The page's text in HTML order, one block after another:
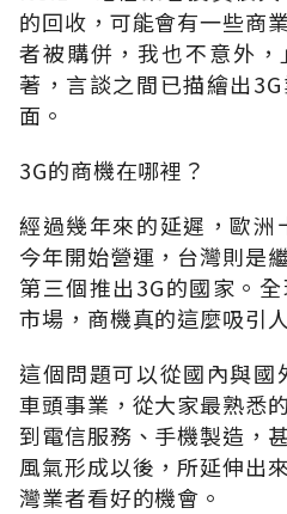
的回收，可能會有一些商
者被購併，我也不意外
著，言談之間已描繪出
面。
3G的商機在哪裡？
經過幾年來的延遲，歐洲
今年開始營運，台灣則是
第三個推出3G的國家。
市場，商機真的這麼吸引
這個問題可以從國內與國
車頭事業，從大家最熟悉
到電信服務、手機製造，
風氣形成以後，所延伸出
灣業者看好的機會。